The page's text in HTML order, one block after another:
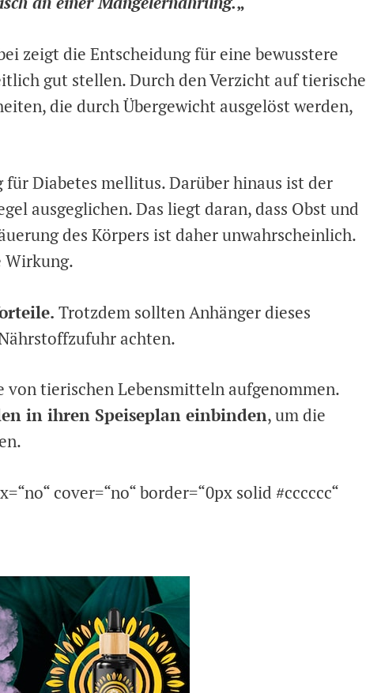
zeigt die Entscheidung für eine bewusstere
gut stellen. Durch den Verzicht auf tierische
die durch Übergewicht ausgelöst werden,
Diabetes mellitus. Darüber hinaus ist der
ausgeglichen. Das liegt daran, dass Obst und
des Körpers ist daher unwahrscheinlich.
Wirkung.
Trotzdem sollten Anhänger dieses
achten.
tierischen Lebensmitteln aufgenommen.
in ihren Speiseplan einbinden, um die
cover=“no“ border=“0px solid #cccccc“